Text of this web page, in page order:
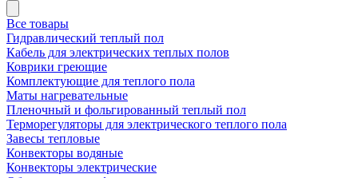
Все товары
Гидравлический теплый пол
Кабель для электрических теплых полов
Коврики греющие
Комплектующие для теплого пола
Маты нагревательные
Пленочный и фольгированный теплый пол
Терморегуляторы для электрического теплого пола
Завесы тепловые
Конвекторы водяные
Конвекторы электрические